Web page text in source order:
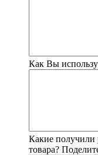
Как Вы
Какие получили
товара?